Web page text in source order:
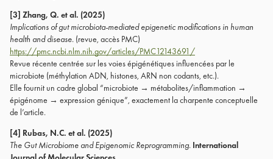
[3] Zhang, Q. et al. (2025)
Implications of gut microbiota-mediated epigenetic modifications in human
health and disease. (revue, accès PMC)
https://pmc.ncbi.nlm.nih.gov/articles/PMC12143691/
Revue récente centrée sur les voies épigénétiques influencées par le
microbiote (méthylation ADN, histones, ARN non codants, etc.).
Elle fournit un cadre global “microbiote → métabolites/inflammation →
épigénome → expression génique”, exactement la charpente conceptuelle
de l’article.
[4] Rubas, N.C. et al. (2025)
The Gut Microbiome and Epigenomic Reprogramming. International